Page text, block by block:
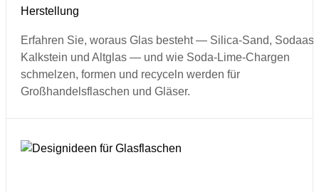
Herstellung
Erfahren Sie, woraus Glas besteht — Silica-Sand,
Kalkstein und Altglas — und wie Soda-Lime-Chargen
schmelzen, formen und recyceln werden für
Großhandelsflaschen und Gläser.